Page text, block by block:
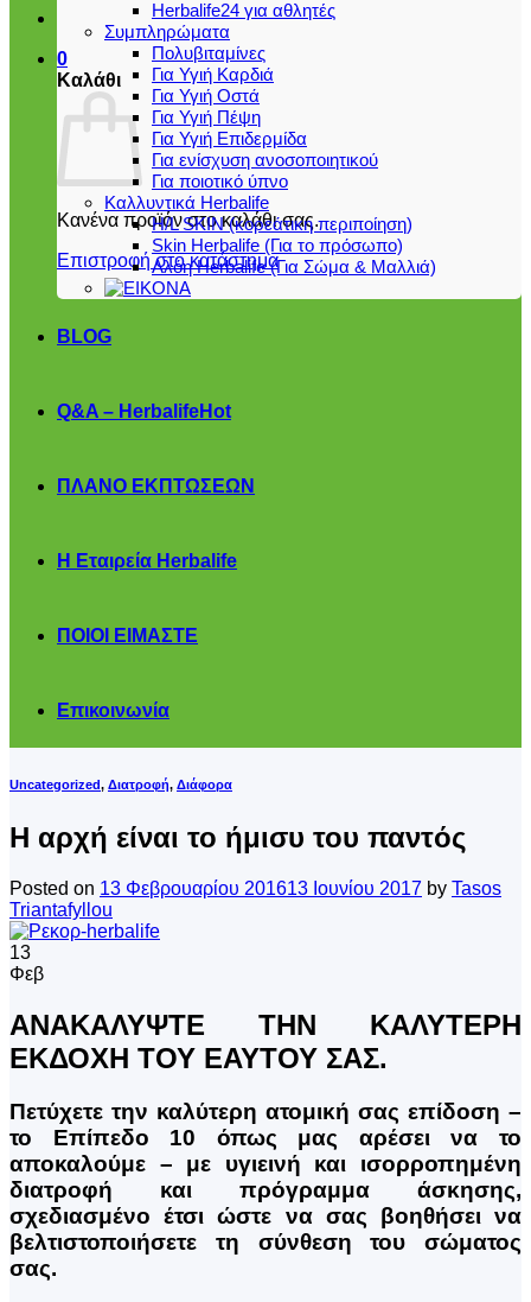
0
Καλάθι
Κανένα προϊόν στο καλάθι σας.
Επιστροφή στο κατάστημα
Herbalife24 για αθλητές
Συμπληρώματα
Πολυβιταμίνες
Για Υγιή Καρδιά
Για Υγιή Οστά
Για Υγιή Πέψη
Για Υγιή Επιδερμίδα
Για ενίσχυση ανοσοποιητικού
Για ποιοτικό ύπνο
Καλλυντικά Herbalife
H/L SKIN (κορεάτικη περιποίηση)
Skin Herbalife (Για το πρόσωπο)
Αλόη Ηerbalife (Για Σώμα & Μαλλιά)
BLOG
Q&A – Herbalife
ΠΛΑΝΟ ΕΚΠΤΩΣΕΩΝ
Η Εταιρεία Herbalife
ΠΟΙΟΙ ΕΙΜΑΣΤΕ
Επικοινωνία
Uncategorized, Διατροφή, Διάφορα
Η αρχή είναι το ήμισυ του παντός
Posted on 13 Φεβρουαρίου 201613 Ιουνίου 2017 by Tasos
Triantafyllou
13
Φεβ
ΑΝΑΚΑΛΥΨΤΕ ΤΗΝ ΚΑΛΥΤΕΡΗ
ΕΚΔΟΧΗ ΤΟΥ ΕΑΥΤΟΥ ΣΑΣ.
Πετύχετε την καλύτερη ατομική σας επίδοση –
το Επίπεδο 10 όπως μας αρέσει να το
αποκαλούμε – με υγιεινή και ισορροπημένη
διατροφή και πρόγραμμα άσκησης,
σχεδιασμένο έτσι ώστε να σας βοηθήσει να
βελτιστοποιήσετε τη σύνθεση του σώματος
σας.